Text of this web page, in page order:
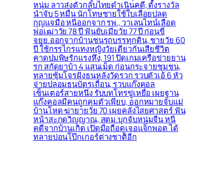
หนุ่ม ลาวส่งตัวกลับไทยดำเนินคดี, ตั้งรางวัล
นำจับ 5 หมื่น นักโทษชายใช้ใบเลื่อยปลด
กุญแจมือ หนีออกจาก รพ., วาเลนไทน์เลือด
พ่อเฒ่าวัย 78 ปี ฟันยับเมียวัย 77 ปี ก่อนขี่
จยย.ออกจากบ้านชนรถบรรทุกดิน, ชายวัย 60
ปี ใช้กรรไกรแทงหญิงวัยเดียวกันเสียชีวิต
คาดปมพิษรักแรงหึง, 191 ปิดเกมเครือข่ายยาน
รก สกัดยาบ้า 4 แสนเม็ด ก่อนกระจายชุมชน,
ทลายซุ้มโจรฝั่งธนหลังวัดรวก รวบตัวเอ้ 6 หัว
จ่ายปลอมธนบัตรเถื่อน, รวบแก๊งคอล
เซ็นเตอร์สายหนึ่ง รับบทโทรขู่เหยื่อ เผยฐาน
แก๊งคอลมีคนถูกคุมตัวเพียบ, ออกหมายจับแม่
บ้านโหด ฆ่ายายวัย 70 เผยคลั่งไสยศาสตร์ ฟัน
หน้าสะกดวิญญาณ, สตม.บุกจับหนุ่มจีน หนี
คดีจากบ้านเกิด เปิดมือถือดูเจอแจ็กพอต ได้
ทลายบ่อนโป๊กเกอร์ต่างชาติอีก